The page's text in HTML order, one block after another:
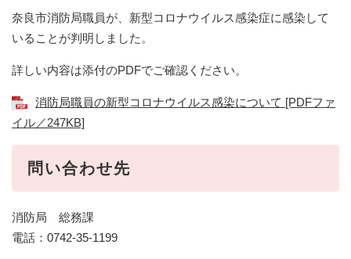
奈良市消防局職員が、新型コロナウイルス感染症に感染して
いることが判明しました。
詳しい内容は添付のPDFでご確認ください。
消防局職員の新型コロナウイルス感染について [PDFファ
イル／247KB]
問い合わせ先
消防局 総務課
電話：0742-35-1199